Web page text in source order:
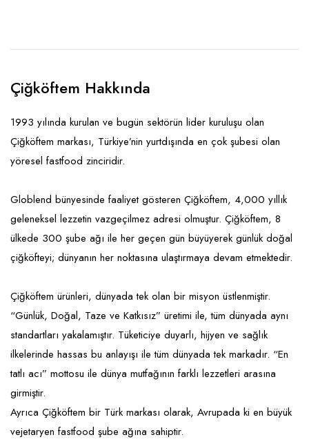
Çiğköftem Hakkında
1993 yılında kurulan ve bugün sektörün lider kuruluşu olan
Çiğköftem markası, Türkiye’nin yurtdışında en çok şubesi olan
yöresel fastfood zinciridir.
Globlend bünyesinde faaliyet gösteren Çiğköftem, 4,000 yıllık
geleneksel lezzetin vazgeçilmez adresi olmuştur. Çiğköftem, 8
ülkede 300 şube ağı ile her geçen gün büyüyerek günlük doğal
çiğköfteyi; dünyanın her noktasına ulaştırmaya devam etmektedir.
Çiğköftem ürünleri, dünyada tek olan bir misyon üstlenmiştir.
“Günlük, Doğal, Taze ve Katkısız” üretimi ile, tüm dünyada aynı
standartları yakalamıştır. Tüketiciye duyarlı, hijyen ve sağlık
ilkelerinde hassas bu anlayışı ile tüm dünyada tek markadır. “En
tatlı acı” mottosu ile dünya mutfağının farklı lezzetleri arasına
girmiştir.
Ayrıca Çiğköftem bir Türk markası olarak, Avrupada ki en büyük
vejetaryen fastfood şube ağına sahiptir.